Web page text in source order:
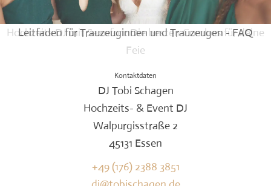
Hochzeits DJ mit Saxofon: Die besten Combos für deine
Feie
Leitfaden für Trauzeuginnen und Trauzeugen - FAQ
Kontaktdaten
DJ Tobi Schagen
Hochzeits- & Event DJ
Walpurgisstraße 2
45131 Essen
+49 (176) 2388 3851